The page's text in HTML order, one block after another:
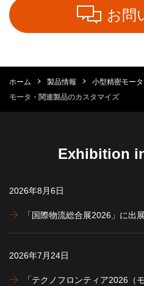
お問
ホーム 製品情報
小型精密モー
モータ・関連製品のカスタマイズ
Exhibition
2026年8月6日
「国際物流総合展2026」に出
2026年7月24日
「テクノフロンティア2026（